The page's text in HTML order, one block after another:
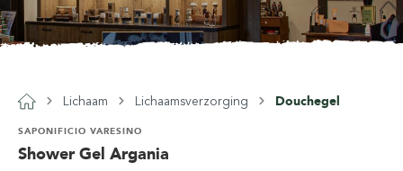
Lichaam Lichaamsverzorging Douchegel
Shower Gel Argania
SAPONIFICIO VARESINO